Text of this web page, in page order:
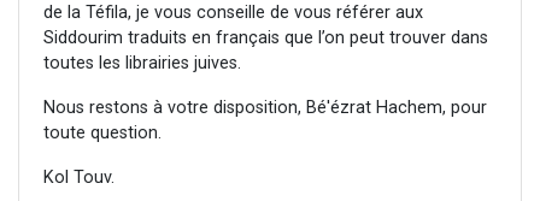
de la Téfila, je vous conseille de vous référer aux
Siddourim traduits en français que l’on peut trouver dans
toutes les librairies juives.
Nous restons à votre disposition, Bé'ézrat Hachem, pour
toute question.
Kol Touv.